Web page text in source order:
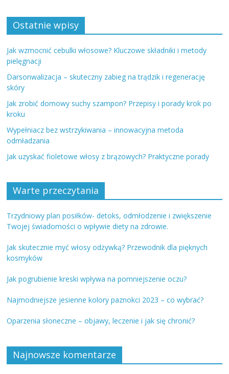
Ostatnie wpisy
Jak wzmocnić cebulki włosowe? Kluczowe składniki i metody
pielęgnacji
Darsonwalizacja – skuteczny zabieg na trądzik i regenerację
skóry
Jak zrobić domowy suchy szampon? Przepisy i porady krok po
kroku
Wypełniacz bez wstrzykiwania – innowacyjna metoda
odmładzania
Jak uzyskać fioletowe włosy z brązowych? Praktyczne porady
Warte przeczytania
Trzydniowy plan posiłków- detoks, odmłodzenie i zwiększenie
Twojej świadomości o wpływie diety na zdrowie.
Jak skutecznie myć włosy odżywką? Przewodnik dla pięknych
kosmyków
Jak pogrubienie kreski wpływa na pomniejszenie oczu?
Najmodniejsze jesienne kolory paznokci 2023 – co wybrać?
Oparzenia słoneczne – objawy, leczenie i jak się chronić?
Najnowsze komentarze